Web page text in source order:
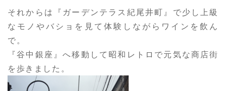
それからは『ガーデンテラス紀尾井町』で少し上級
なモノやバショを見て体験しながらワインを飲ん
で。
『谷中銀座』へ移動して昭和レトロで元気な商店街
を歩きました。